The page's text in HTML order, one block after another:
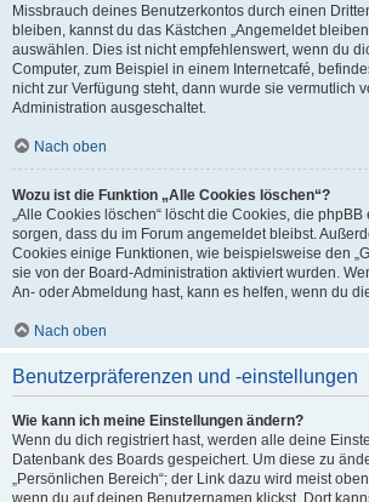
Missbrauch deines Benutzerkontos durch einen
bleiben, kannst du das Kästchen „Angemeldet
auswählen. Dies ist nicht empfehlenswert, wenn du
Computer, zum Beispiel in einem Internetcafé,
nicht zur Verfügung steht, dann wurde sie vermutlich
Administration ausgeschaltet.
Nach oben
Wozu ist die Funktion „Alle Cookies löschen“?
„Alle Cookies löschen“ löscht die Cookies, die
sorgen, dass du im Forum angemeldet bleibst.
Cookies einige Funktionen, wie beispielsweise den
sie von der Board-Administration aktiviert wurden.
An- oder Abmeldung hast, kann es helfen, wenn du
Nach oben
Benutzerpräferenzen und -einstellungen
Wie kann ich meine Einstellungen ändern?
Wenn du dich registriert hast, werden alle deine
Datenbank des Boards gespeichert. Um diese zu
„Persönlichen Bereich“; der Link dazu wird meist
wenn du auf deinen Benutzernamen klickst. Dort